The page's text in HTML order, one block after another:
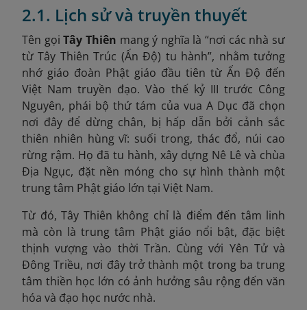
2.1. Lịch sử và truyền thuyết
Tên gọi Tây Thiên mang ý nghĩa là “nơi các nhà sư
từ Tây Thiên Trúc (Ấn Độ) tu hành”, nhằm tưởng
nhớ giáo đoàn Phật giáo đầu tiên từ Ấn Độ đến
Việt Nam truyền đạo. Vào thế kỷ III trước Công
Nguyên, phái bộ thứ tám của vua A Dục đã chọn
nơi đây để dừng chân, bị hấp dẫn bởi cảnh sắc
thiên nhiên hùng vĩ: suối trong, thác đổ, núi cao
rừng rậm. Họ đã tu hành, xây dựng Nê Lê và chùa
Địa Ngục, đặt nền móng cho sự hình thành một
trung tâm Phật giáo lớn tại Việt Nam.
Từ đó, Tây Thiên không chỉ là điểm đến tâm linh
mà còn là trung tâm Phật giáo nổi bật, đặc biệt
thịnh vượng vào thời Trần. Cùng với Yên Tử và
Đông Triều, nơi đây trở thành một trong ba trung
tâm thiền học lớn có ảnh hưởng sâu rộng đến văn
hóa và đạo học nước nhà.